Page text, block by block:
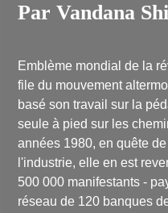
Par Vandana
Emblème mondial de la
file du mouvement
basé son travail sur la
seule à pied sur les
années 1980, en quête
l'industrie, elle en est
500 000 manifestants -
réseau de 120 banques